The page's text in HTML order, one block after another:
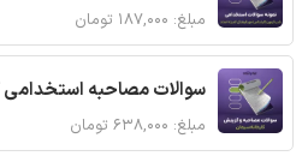
مبلغ: ۱۸۷,۰۰۰ تومان
سوالات مصاحبه استخدامی
مبلغ: ۶۳۸,۰۰۰ تومان